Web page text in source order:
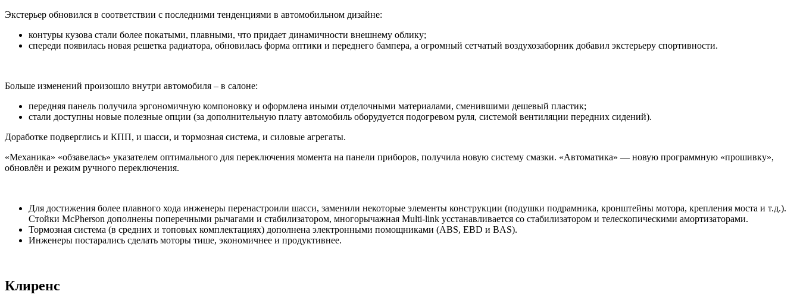
Экстерьер обновился в соответствии с последними тенденциями в автомобильном дизайне:
контуры кузова стали более покатыми, плавными, что придает динамичности внешнему облику;
спереди появилась новая решетка радиатора, обновилась форма оптики и переднего бампера, а огромный сетчатый воздухозаборник добавил экстерьеру спортивности.
Больше изменений произошло внутри автомобиля – в салоне:
передняя панель получила эргономичную компоновку и оформлена иными отделочными материалами, сменившими дешевый пластик;
стали доступны новые полезные опции (за дополнительную плату автомобиль оборудуется подогревом руля, системой вентиляции передних сидений).
Доработке подверглись и КПП, и шасси, и тормозная система, и силовые агрегаты.
«Механика» «обзавелась» указателем оптимального для переключения момента на панели приборов, получила новую систему смазки. «Автоматика» — новую программную «прошивку»,
обновлён и режим ручного переключения.
Для достижения более плавного хода инженеры перенастроили шасси, заменили некоторые элементы конструкции (подушки подрамника, кронштейны мотора, крепления моста и т.д.).
Стойки McPherson дополнены поперечными рычагами и стабилизатором, многорычажная Multi-link усстанавливается со стабилизатором и телескопическими амортизаторами.
Тормозная система (в средних и топовых комплектациях) дополнена электронными помощниками (ABS, EBD и BAS).
Инженеры постарались сделать моторы тише, экономичнее и продуктивнее.
Клиренс